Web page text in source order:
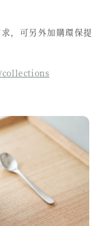
，可另外加購環保提